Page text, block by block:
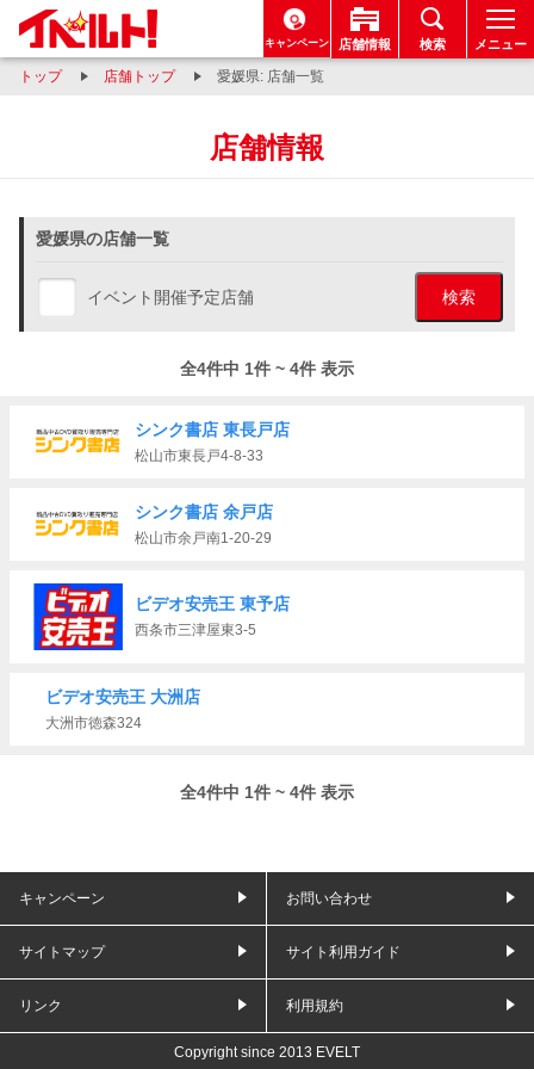
キャンペーン 店舗情報 検索 メニュー
トップ 店舗トップ 愛媛県: 店舗一覧
店舗情報
愛媛県の店舗一覧
イベント開催予定店舗 検索
全4件中 1件 ~ 4件 表示
シンク書店 東長戸店
松山市東長戸4-8-33
シンク書店 余戸店
松山市余戸南1-20-29
ビデオ安売王 東予店
西条市三津屋東3-5
ビデオ安売王 大洲店
大洲市徳森324
全4件中 1件 ~ 4件 表示
キャンペーン お問い合わせ
サイトマップ サイト利用ガイド
リンク 利用規約
Copyright since 2013 EVELT